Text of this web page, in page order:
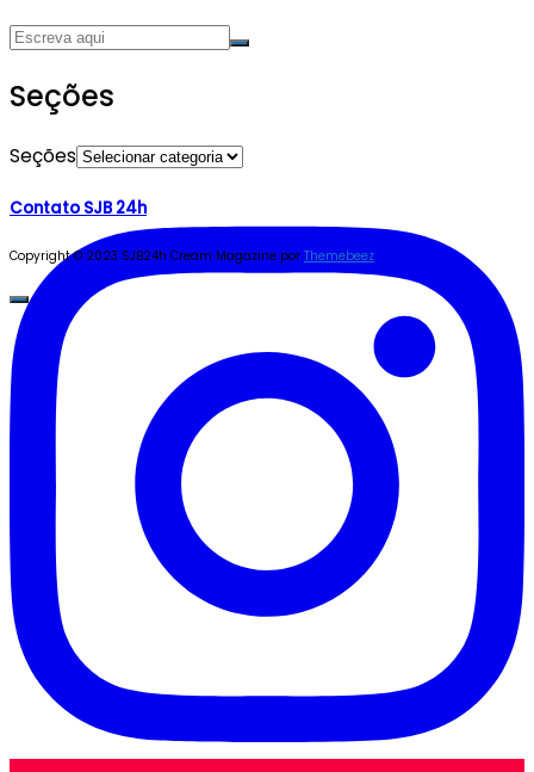
Seções
Seções
Contato SJB 24h
Copyright © 2023 SJB24h Cream Magazine por Themebeez